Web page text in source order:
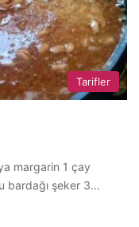
Tarifler
margarin 1 çay
bardağı şeker 3…